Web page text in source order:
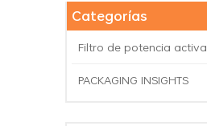
Categorías
Filtro de potencia activa
PACKAGING INSIGHTS